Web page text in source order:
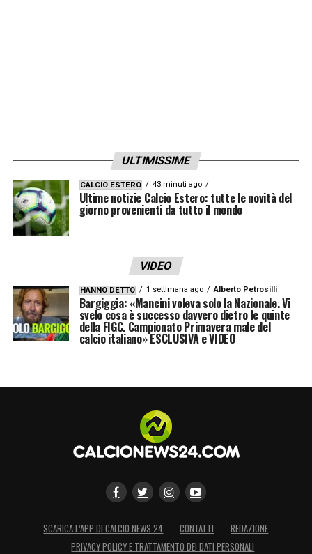
ULTIMISSIME
CALCIO ESTERO 43 minuti ago
Ultime notizie Calcio Estero: tutte le novità del
giorno provenienti da tutto il mondo
VIDEO
HANNO DETTO 1 settimana ago Alberto Petrosilli
Bargiggia: «Mancini voleva solo la Nazionale. Vi
svelo cosa è successo davvero dietro le quinte
della FIGC. Campionato Primavera male del
calcio italiano» ESCLUSIVA e VIDEO
SCARICA L’APP DI CALCIO NEWS 24 CONTATTI
REDAZIONE
PRIVACY POLICY E TRATTAMENTO DEI DATI PERSONALI